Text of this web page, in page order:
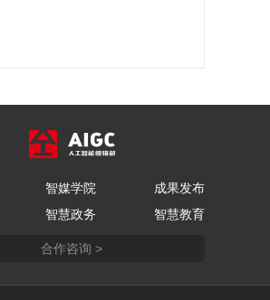
智媒学院
成果发布
智慧政务 智慧教育
合作咨询 >